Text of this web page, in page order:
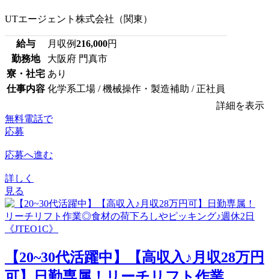
UTエージェント株式会社（関東）
給与 月収例216,000円
勤務地
大阪府 門真市
寮・社宅 あり
仕事内容 化学系工場 / 機械操作・製造補助 / 正社員
詳細を表示
無料電話で
応募
応募へ進む
詳しく
見る
【20~30代活躍中】【高収入♪月収28万円